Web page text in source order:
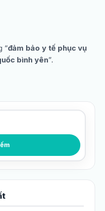
“đảm bảo y tế phục vụ
bình yên”.